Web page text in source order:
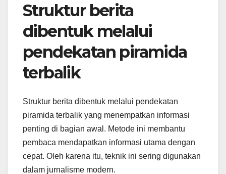
Struktur berita
dibentuk melalui
pendekatan piramida
terbalik
Struktur berita dibentuk melalui pendekatan
piramida terbalik yang menempatkan informasi
penting di bagian awal. Metode ini membantu
pembaca mendapatkan informasi utama dengan
cepat. Oleh karena itu, teknik ini sering digunakan
dalam jurnalisme modern.